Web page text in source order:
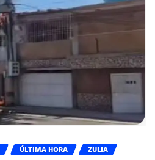
ÚLTIMA HORA ZULIA